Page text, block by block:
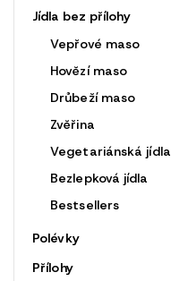
Jídla bez přílohy
Vepřové maso
Hovězí maso
Drůbeží maso
Zvěřina
Vegetariánská jídla
Bezlepková jídla
Bestsellers
Polévky
Přílohy